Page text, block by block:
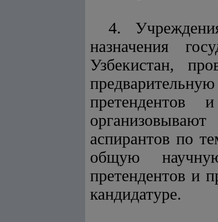
4.
назначения
Узбекистан,
претендентов
аспирантов по
общую
претендентов и
кандидатуре.